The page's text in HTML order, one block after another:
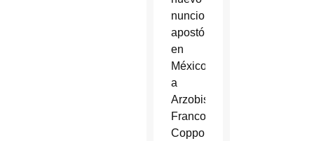
nuncio
apostólico
en
México
a
Arzobispo
Franco
Coppola,